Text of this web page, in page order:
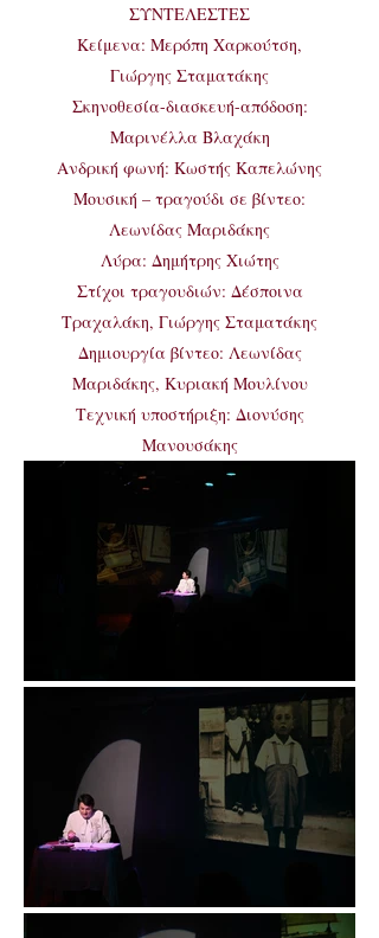
ΣΥΝΤΕΛΕΣΤΕΣ
Κείμενα: Μερόπη Χαρκούτση,
Γιώργης Σταματάκης
Σκηνοθεσία-διασκευή-απόδοση:
Μαρινέλλα Βλαχάκη
Ανδρική φωνή: Κωστής Καπελώνης
Μουσική – τραγούδι σε βίντεο:
Λεωνίδας Μαριδάκης
Λύρα: Δημήτρης Χιώτης
Στίχοι τραγουδιών: Δέσποινα
Τραχαλάκη, Γιώργης Σταματάκης
Δημιουργία βίντεο: Λεωνίδας
Μαριδάκης, Κυριακή Μουλίνου
Τεχνική υποστήριξη: Διονύσης
Μανουσάκης